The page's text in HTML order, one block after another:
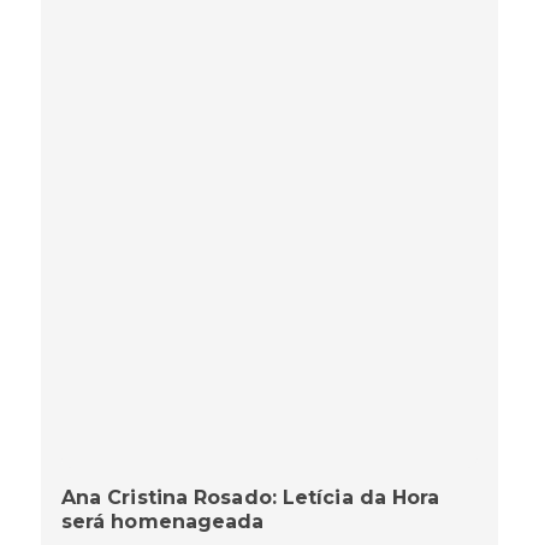
Ana Cristina Rosado: Letícia da Hora
será homenageada